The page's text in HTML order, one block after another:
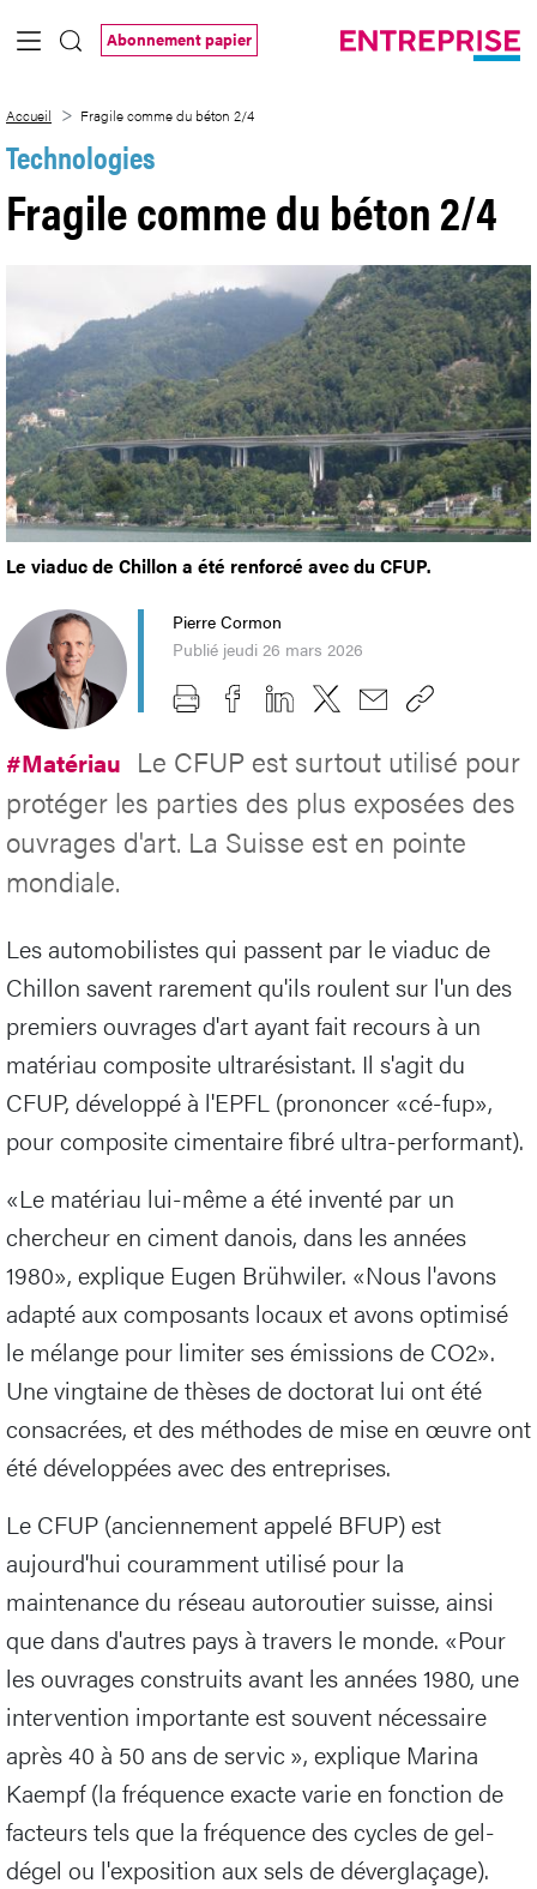
Saut au contenu principal
Abonnement papier
Accueil Fragile comme du béton 2/4
Technologies
Fragile comme du béton 2/4
Le viaduc de Chillon a été renforcé avec du CFUP.
Pierre Cormon
Publié jeudi 26 mars 2026
#Matériau Le CFUP est surtout utilisé pour
protéger les parties des plus exposées des
ouvrages d'art. La Suisse est en pointe
mondiale.
Les automobilistes qui passent par le viaduc de
Chillon savent rarement qu'ils roulent sur l'un des
premiers ouvrages d'art ayant fait recours à un
matériau composite ultrarésistant. Il s'agit du
CFUP, développé à l'EPFL (prononcer «cé-fup»,
pour composite cimentaire fibré ultra-performant).
«Le matériau lui-même a été inventé par un
chercheur en ciment danois, dans les années
1980», explique Eugen Brühwiler. «Nous l'avons
adapté aux composants locaux et avons optimisé
le mélange pour limiter ses émissions de CO2».
Une vingtaine de thèses de doctorat lui ont été
consacrées, et des méthodes de mise en œuvre ont
été développées avec des entreprises.
Le CFUP (anciennement appelé BFUP) est
aujourd'hui couramment utilisé pour la
maintenance du réseau autoroutier suisse, ainsi
que dans d'autres pays à travers le monde. «Pour
les ouvrages construits avant les années 1980, une
intervention importante est souvent nécessaire
après 40 à 50 ans de servic », explique Marina
Kaempf (la fréquence exacte varie en fonction de
facteurs tels que la fréquence des cycles de gel-
dégel ou l'exposition aux sels de déverglaçage).